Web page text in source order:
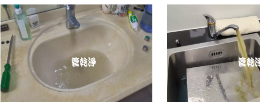
管，等了約15分，開啟 水管清洗機 ，
啟動 螺旋波 模式，一洗水管就流出黑
色髒水，看起來就像是醬油，越洗顏色
就越黑，兩個多小時後，出水量恢復正
常了。 如是自來水，如水管老化，會
產生鐵鏽跟泥沙堆積，洗出來的水就會
是咖啡色，地下水含有氧化錳，管壁上
會結成黑色管垢，洗出來的水會跟石油
一樣黑，有些洗出綠色的水，是因為裡
面有銅的物質，生鏽產生銅綠，如是藍
色的...
等了約15分，開啟 水
螺旋波 模式，一開始
水源源不絕，兩個多
淨出水量也變大了。
水管老化，會產生鐵
出來的水就會是咖啡色
化錳，管壁上會結成黑
的水會跟石油一樣黑，
水，是因為裡面有銅的
銅綠，如是藍色的水，
金的...